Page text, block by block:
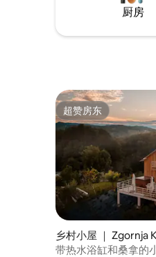
厨房
超赞房东
超赞房东
乡村小屋 ｜ Zgornja
带热水浴缸和桑拿的